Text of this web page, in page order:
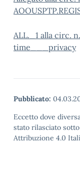
ALL._1 alla circ.
time___privacy
Pubblicato:
Eccetto dove
stato rilasciato
Attribuzione 4.0